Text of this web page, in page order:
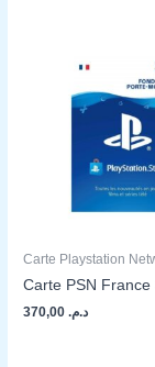
Carte Playstation
Carte PSN France
د.م.370,00